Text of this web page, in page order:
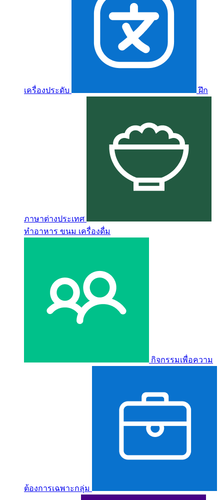
เครื่องประดับ ฝึก
ภาษาต่างประเทศ
ทำอาหาร ขนม เครื่องดื่ม
กิจกรรมเพื่อความ
ต้องการเฉพาะกลุ่ม